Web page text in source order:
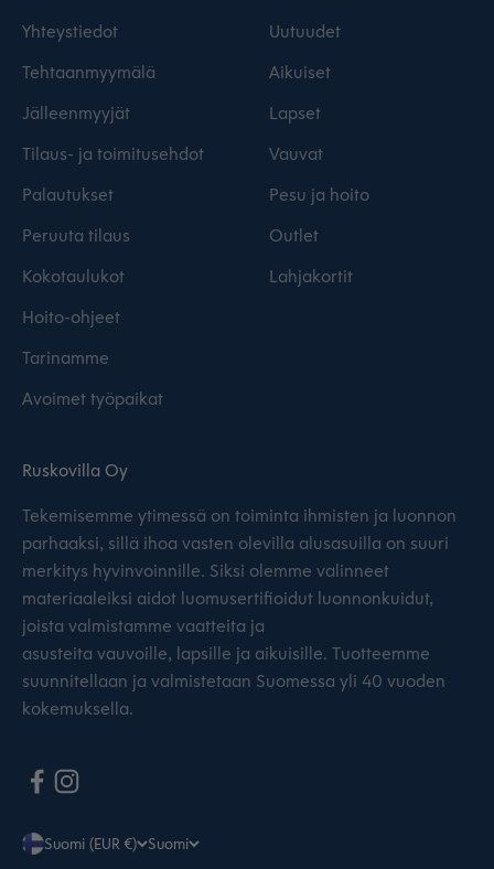
Yhteystiedot
Tehtaanmyymälä
Jälleenmyyjät
Tilaus- ja toimitusehdot
Palautukset
Peruuta tilaus
Kokotaulukot
Hoito-ohjeet
Tarinamme
Avoimet työpaikat
Uutuudet
Aikuiset
Lapset
Vauvat
Pesu ja hoito
Outlet
Lahjakortit
Ruskovilla Oy
Tekemisemme ytimessä on toiminta ihmisten ja luonnon
parhaaksi, sillä ihoa vasten olevilla alusasuilla on suuri
merkitys hyvinvoinnille. Siksi olemme valinneet
materiaaleiksi aidot luomusertifioidut luonnonkuidut,
joista valmistamme vaatteita ja
asusteita vauvoille, lapsille ja aikuisille. Tuotteemme
suunnitellaan ja valmistetaan Suomessa yli 40 vuoden
kokemuksella.
Suomi (EUR €) Suomi